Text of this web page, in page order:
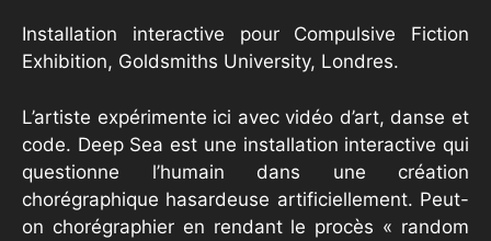
Installation interactive pour Compulsive Fiction
Exhibition, Goldsmiths University, Londres.
L’artiste expérimente ici avec vidéo d’art, danse et
code. Deep Sea est une installation interactive qui
questionne l’humain dans une création
chorégraphique hasardeuse artificiellement. Peut-
on chorégraphier en rendant le procès « random